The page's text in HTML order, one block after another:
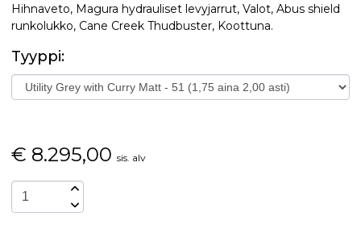
Hihnaveto, Magura hydrauliset levyjarrut, Valot, Abus shield
runkolukko, Cane Creek Thudbuster, Koottuna.
Tyyppi:
€ 8.295,00 sis. alv